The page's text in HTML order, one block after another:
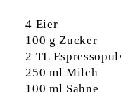
4 Eier
100 g Zucker
2 TL
250 ml Milch
100 ml Sahne